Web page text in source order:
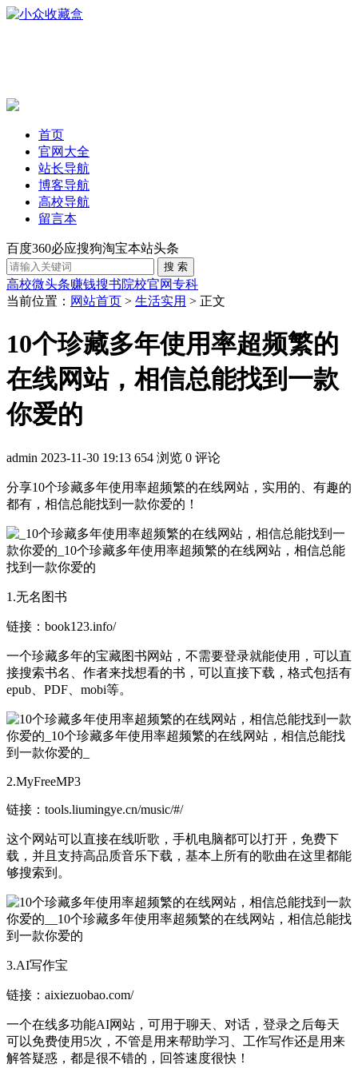
首页
官网大全
站长导航
博客导航
高校导航
留言本
百度360必应搜狗淘宝本站头条
高校微头条赚钱搜书院校官网专科
当前位置： 网站首页 > 生活实用 > 正文
10个珍藏多年使用率超频繁的
在线网站，相信总能找到一款
你爱的
admin 2023-11-30 19:13 654 浏览 0 评论
分享10个珍藏多年使用率超频繁的在线网站，实用的、有趣的
都有，相信总能找到一款你爱的！
1.无名图书
链接：book123.info/
一个珍藏多年的宝藏图书网站，不需要登录就能使用，可以直
接搜索书名、作者来找想看的书，可以直接下载，格式包括有
epub、PDF、mobi等。
2.MyFreeMP3
链接：tools.liumingye.cn/music/#/
这个网站可以直接在线听歌，手机电脑都可以打开，免费下
载，并且支持高品质音乐下载，基本上所有的歌曲在这里都能
够搜索到。
3.AI写作宝
链接：aixiezuobao.com/
一个在线多功能AI网站，可用于聊天、对话，登录之后每天
可以免费使用5次，不管是用来帮助学习、工作写作还是用来
解答疑惑，都是很不错的，回答速度很快！